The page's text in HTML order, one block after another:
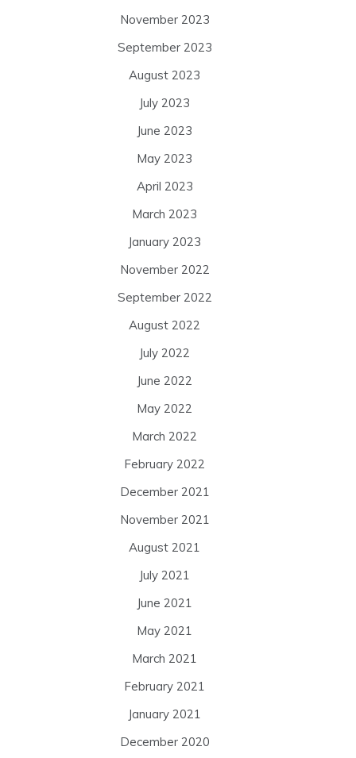
November 2023
September 2023
August 2023
July 2023
June 2023
May 2023
April 2023
March 2023
January 2023
November 2022
September 2022
August 2022
July 2022
June 2022
May 2022
March 2022
February 2022
December 2021
November 2021
August 2021
July 2021
June 2021
May 2021
March 2021
February 2021
January 2021
December 2020